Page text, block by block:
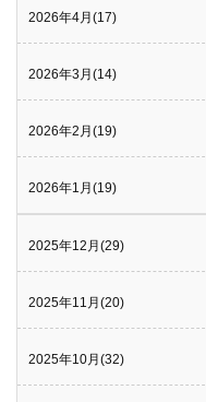
2026年4月(17)
2026年3月(14)
2026年2月(19)
2026年1月(19)
2025年12月(29)
2025年11月(20)
2025年10月(32)